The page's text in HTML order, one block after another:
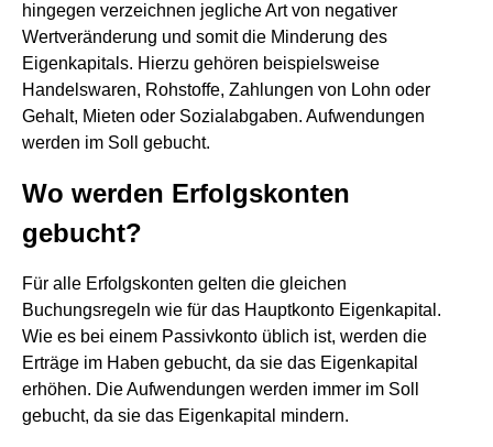
hingegen verzeichnen jegliche Art von negativer
Wertveränderung und somit die Minderung des
Eigenkapitals. Hierzu gehören beispielsweise
Handelswaren, Rohstoffe, Zahlungen von Lohn oder
Gehalt, Mieten oder Sozialabgaben. Aufwendungen
werden im Soll gebucht.
Wo werden Erfolgskonten
gebucht?
Für alle Erfolgskonten gelten die gleichen
Buchungsregeln wie für das Hauptkonto Eigenkapital.
Wie es bei einem Passivkonto üblich ist, werden die
Erträge im Haben gebucht, da sie das Eigenkapital
erhöhen. Die Aufwendungen werden immer im Soll
gebucht, da sie das Eigenkapital mindern.